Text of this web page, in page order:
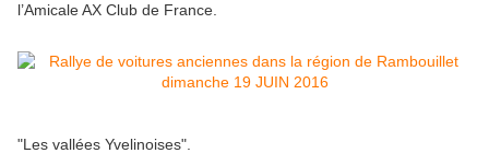
l’Amicale AX Club de France.
"Les vallées Yvelinoises".